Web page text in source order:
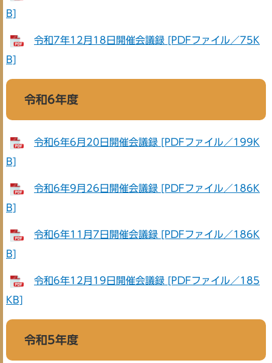
B]
令和7年12月18日開催会議録 [PDFファイル／75K
B]
令和6年度
令和6年6月20日開催会議録 [PDFファイル／199K
B]
令和6年9月26日開催会議録 [PDFファイル／186K
B]
令和6年11月7日開催会議録 [PDFファイル／186K
B]
令和6年12月19日開催会議録 [PDFファイル／185
KB]
令和5年度